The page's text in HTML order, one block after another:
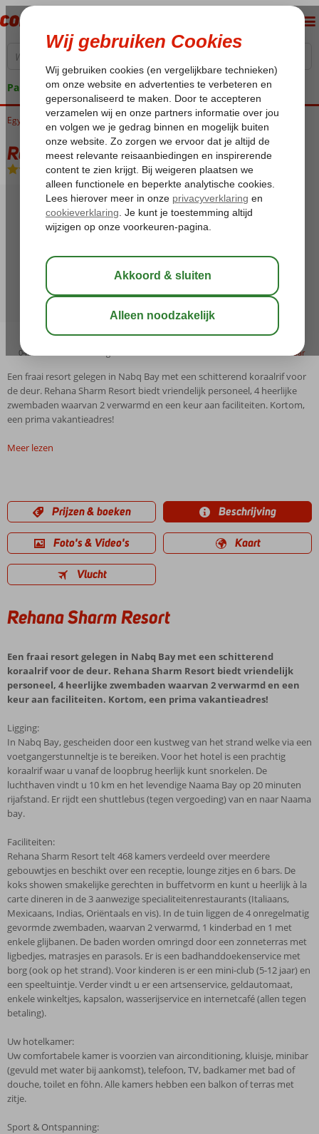
Pakketgarantie
Home
Egypte Rode Zee Sharm el Sheikh Nabq Bay Rehana Sharm Resort
Rehana Sharm Resort
X-Hotel
04:45 bewaar
Een fraai resort gelegen in Nabq Bay met een schitterend koraalrif voor
de deur. Rehana Sharm Resort biedt vriendelijk personeel, 4 heerlijke
zwembaden waarvan 2 verwarmd en een keur aan faciliteiten. Kortom,
een prima vakantieadres!
Meer lezen
Prijzen & boeken Beschrijving
Foto's & Video's Kaart
Vlucht
Rehana Sharm Resort
Een fraai resort gelegen in Nabq Bay met een schitterend
koraalrif voor de deur. Rehana Sharm Resort biedt vriendelijk
personeel, 4 heerlijke zwembaden waarvan 2 verwarmd en een
keur aan faciliteiten. Kortom, een prima vakantieadres!
Ligging:
In Nabq Bay, gescheiden door een kustweg van het strand welke via een
voetgangerstunneltje is te bereiken. Voor het hotel is een prachtig
koraalrif waar u vanaf de loopbrug heerlijk kunt snorkelen. De
luchthaven vindt u 10 km en het levendige Naama Bay op 20 minuten
rijafstand. Er rijdt een shuttlebus (tegen vergoeding) van en naar Naama
bay.
Faciliteiten:
Rehana Sharm Resort telt 468 kamers verdeeld over meerdere
gebouwtjes en beschikt over een receptie, lounge zitjes en 6 bars. De
koks showen smakelijke gerechten in buffetvorm en kunt u heerlijk à la
carte dineren in de 3 aanwezige specialiteitenrestaurants (Italiaans,
Mexicaans, Indias, Oriëntaals en vis). In de tuin liggen de 4 onregelmatig
gevormde zwembaden, waarvan 2 verwarmd, 1 kinderbad en 1 met
enkele glijbanen. De baden worden omringd door een zonneterras met
ligbedjes, matrasjes en parasols. Er is een badhanddoekenservice met
borg (ook op het strand). Voor kinderen is er een mini-club (5-12 jaar) en
een speeltuintje. Verder vindt u er een artsenservice, geldautomaat,
enkele winkeltjes, kapsalon, wasserijservice en internetcafé (allen tegen
betaling).
Uw hotelkamer:
Uw comfortabele kamer is voorzien van airconditioning, kluisje, minibar
(gevuld met water bij aankomst), telefoon, TV, badkamer met bad of
douche, toilet en föhn. Alle kamers hebben een balkon of terras met
zitje.
Sport & Ontspanning: